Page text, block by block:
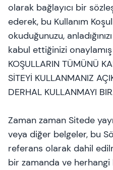
olarak bağlayıcı bir
ederek, bu Kullanım
okuduğunuzu,
kabul ettiğinizi
KOŞULLARIN TÜMÜNÜ
SİTEYİ KULLANMANIZ
DERHAL KULLANMAYI
Zaman zaman Sitede
veya diğer belgeler, bu
referans olarak dahil
bir zamanda ve